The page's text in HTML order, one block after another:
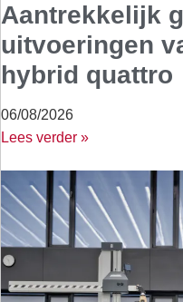
Aantrekkelijk
uitvoeringen
hybrid quattro
06/08/2026
Lees verder »